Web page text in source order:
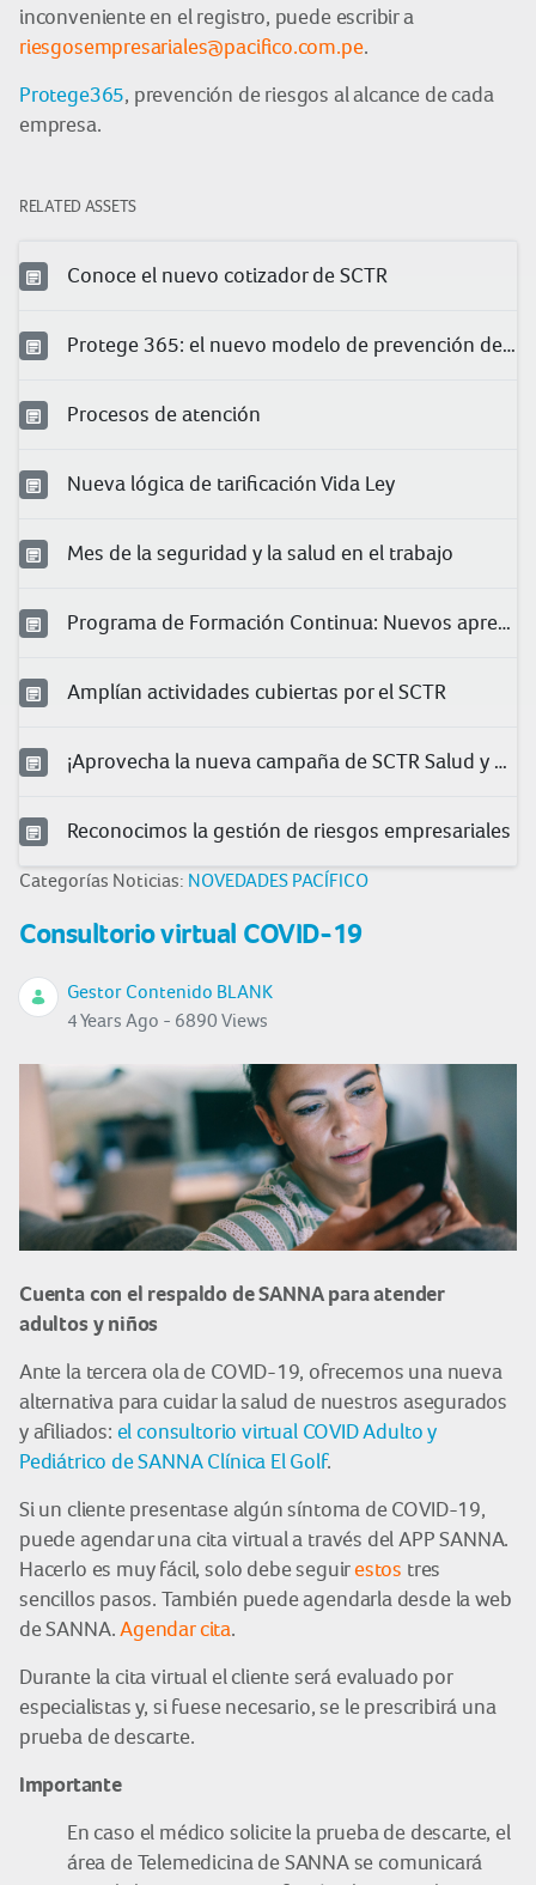
inconveniente en el registro, puede escribir a
riesgosempresariales@pacifico.com.pe.
Protege365, prevención de riesgos al alcance de cada
empresa.
RELATED ASSETS
Conoce el nuevo cotizador de SCTR
Protege 365: el nuevo modelo de prevención de Pacífico
Procesos de atención
Nueva lógica de tarificación Vida Ley
Mes de la seguridad y la salud en el trabajo
Programa de Formación Continua: Nuevos aprendizajes para nuestros clientes
Amplían actividades cubiertas por el SCTR
¡Aprovecha la nueva campaña de SCTR Salud y Pensión!
Reconocimos la gestión de riesgos empresariales
Categorías Noticias: NOVEDADES PACÍFICO
Consultorio virtual COVID-19
Gestor Contenido BLANK
4 Years Ago - 6890 Views
Cuenta con el respaldo de SANNA para atender
adultos y niños
Ante la tercera ola de COVID-19, ofrecemos una nueva
alternativa para cuidar la salud de nuestros asegurados
y afiliados: el consultorio virtual COVID Adulto y
Pediátrico de SANNA Clínica El Golf.
Si un cliente presentase algún síntoma de COVID-19,
puede agendar una cita virtual a través del APP SANNA.
Hacerlo es muy fácil, solo debe seguirestos tres
sencillos pasos. También puede agendarla desde la web
de SANNA.Agendar cita.
Durante la cita virtual el cliente será evaluado por
especialistas y, si fuese necesario, se le prescribirá una
prueba de descarte.
Importante
En caso el médico solicite la prueba de descarte, el
área de Telemedicina de SANNA se comunicará